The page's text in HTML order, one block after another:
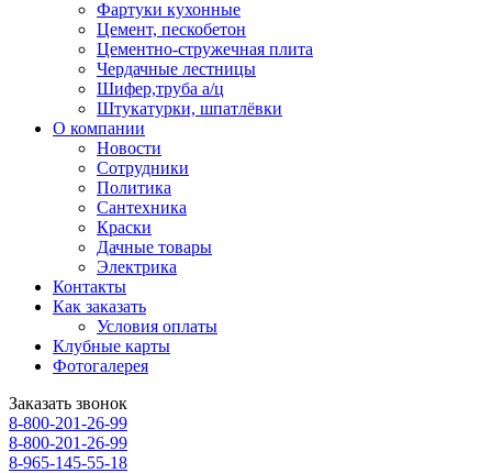
Фартуки кухонные
Цемент, пескобетон
Цементно-стружечная плита
Чердачные лестницы
Шифер,труба а/ц
Штукатурки, шпатлёвки
О компании
Новости
Сотрудники
Политика
Сантехника
Краски
Дачные товары
Электрика
Контакты
Как заказать
Условия оплаты
Клубные карты
Фотогалерея
Заказать звонок
8-800-201-26-99
8-800-201-26-99
8-965-145-55-18